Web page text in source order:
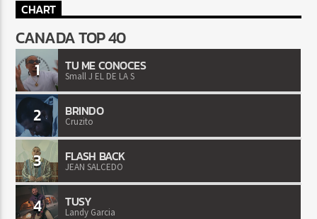
CHART
CANADA TOP 40
1 TU ME CONOCES
Small J EL DE LA S
2 BRINDO
Cruzito
3 FLASH BACK
JEAN SALCEDO
4 TUSY
Landy Garcia